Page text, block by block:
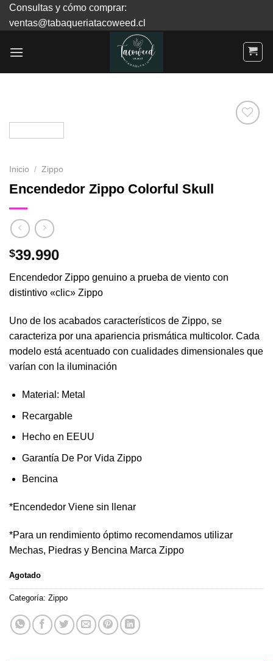
SkipConsultas y cómo comprar:
ventas@tabaqueriatacoweed.cl
Inicio / Zippo
Encendedor Zippo Colorful Skull
$39.990
Encendedor Zippo genuino a prueba de viento con
distintivo «clic» Zippo
Uno de los acabados característicos de Zippo, se
caracteriza por una apariencia prismática multicolor. Cada
modelo está acentuado con cualidades dimensionales que
varían con la iluminación
Material: Metal
Recargable
Hecho en EEUU
Garantía De Por Vida Zippo
Bencina
*Encendedor Viene sin llenar
*Para un rendimiento óptimo recomendamos utilizar
Mechas, Piedras y Bencina Marca Zippo
Agotado
Categoría: Zippo